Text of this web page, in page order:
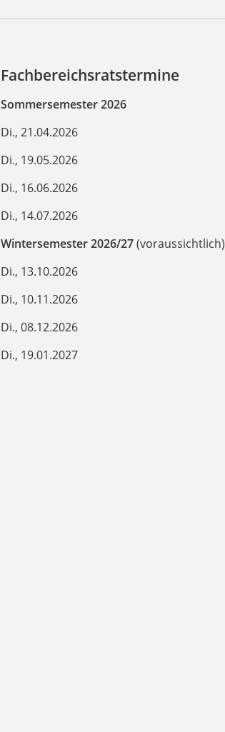
Fachbereichsratstermine
Sommersemester 2026
Di., 21.04.2026
Di., 19.05.2026
Di., 16.06.2026
Di., 14.07.2026
Wintersemester 2026/27(voraussichtlich)
Di., 13.10.2026
Di., 10.11.2026
Di., 08.12.2026
Di., 19.01.2027